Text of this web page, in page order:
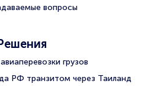
вопросы
грузов
РФ транзитом через Таиланд